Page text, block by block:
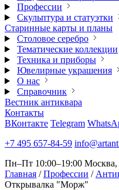
Профессии
Скульптура и статуэтки
Старинные карты и планы
Столовое серебро
Тематические коллекции
Техника и приборы
Ювелирные украшения
О нас
Справочник
Вестник антиквара
Контакты
ВКонтакте Telegram
+7 495 657-84-59
Пн–Пт 10:00–19:00 Москва,
Главная / Профессии /
Открывалка "Морж"